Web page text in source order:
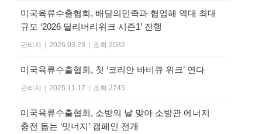
미국육류수출협회, 배달의민족과 협업해 역대 최대
규모 ‘2026 딜리버리위크 시즌1’ 진행
관리자 | 2026.03.23 | 조회 2082
미국육류수출협회, 첫 ‘코리안 바비큐 위크’ 연다
관리자 | 2025.11.17 | 조회 2745
미국육류수출협회, 소방의 날 맞아 소방관 에너지
충전 돕는 ‘밋너지’ 캠페인 전개